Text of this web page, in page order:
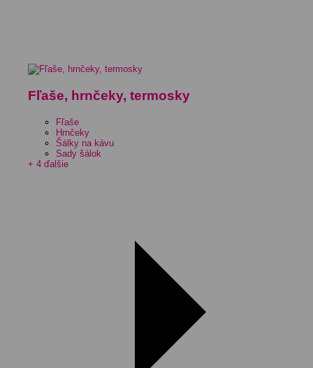
Fľaše, hrnčeky, termosky
Fľaše
Hrnčeky
Šálky na kávu
Sady šálok
+ 4 ďalšie